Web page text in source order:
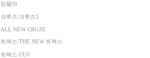
임팔라
크루즈/크루즈5
ALL NEW CRUZE
트랙스/THE NEW 트랙스
트랙스 CUV